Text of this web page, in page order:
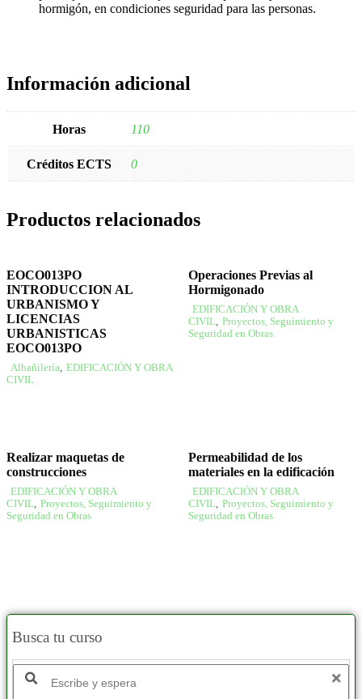
hormigón, en condiciones seguridad para las personas.
Información adicional
Horas 110
Créditos ECTS 0
Productos relacionados
EOCO013PO
INTRODUCCION AL
URBANISMO Y
LICENCIAS
URBANISTICAS
EOCO013PO
Albañilería, EDIFICACIÓN Y OBRA
CIVIL
Operaciones Previas al
Hormigonado
EDIFICACIÓN Y OBRA
CIVIL, Proyectos, Seguimiento y
Seguridad en Obras
Realizar maquetas de
construcciones
EDIFICACIÓN Y OBRA
CIVIL, Proyectos, Seguimiento y
Seguridad en Obras
Permeabilidad de los
materiales en la edificación
EDIFICACIÓN Y OBRA
CIVIL, Proyectos, Seguimiento y
Seguridad en Obras
Busca tu curso